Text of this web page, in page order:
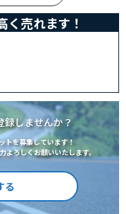
く売れます！
録しませんか？
トを募集しています！
ろしくお願いいたします。
る